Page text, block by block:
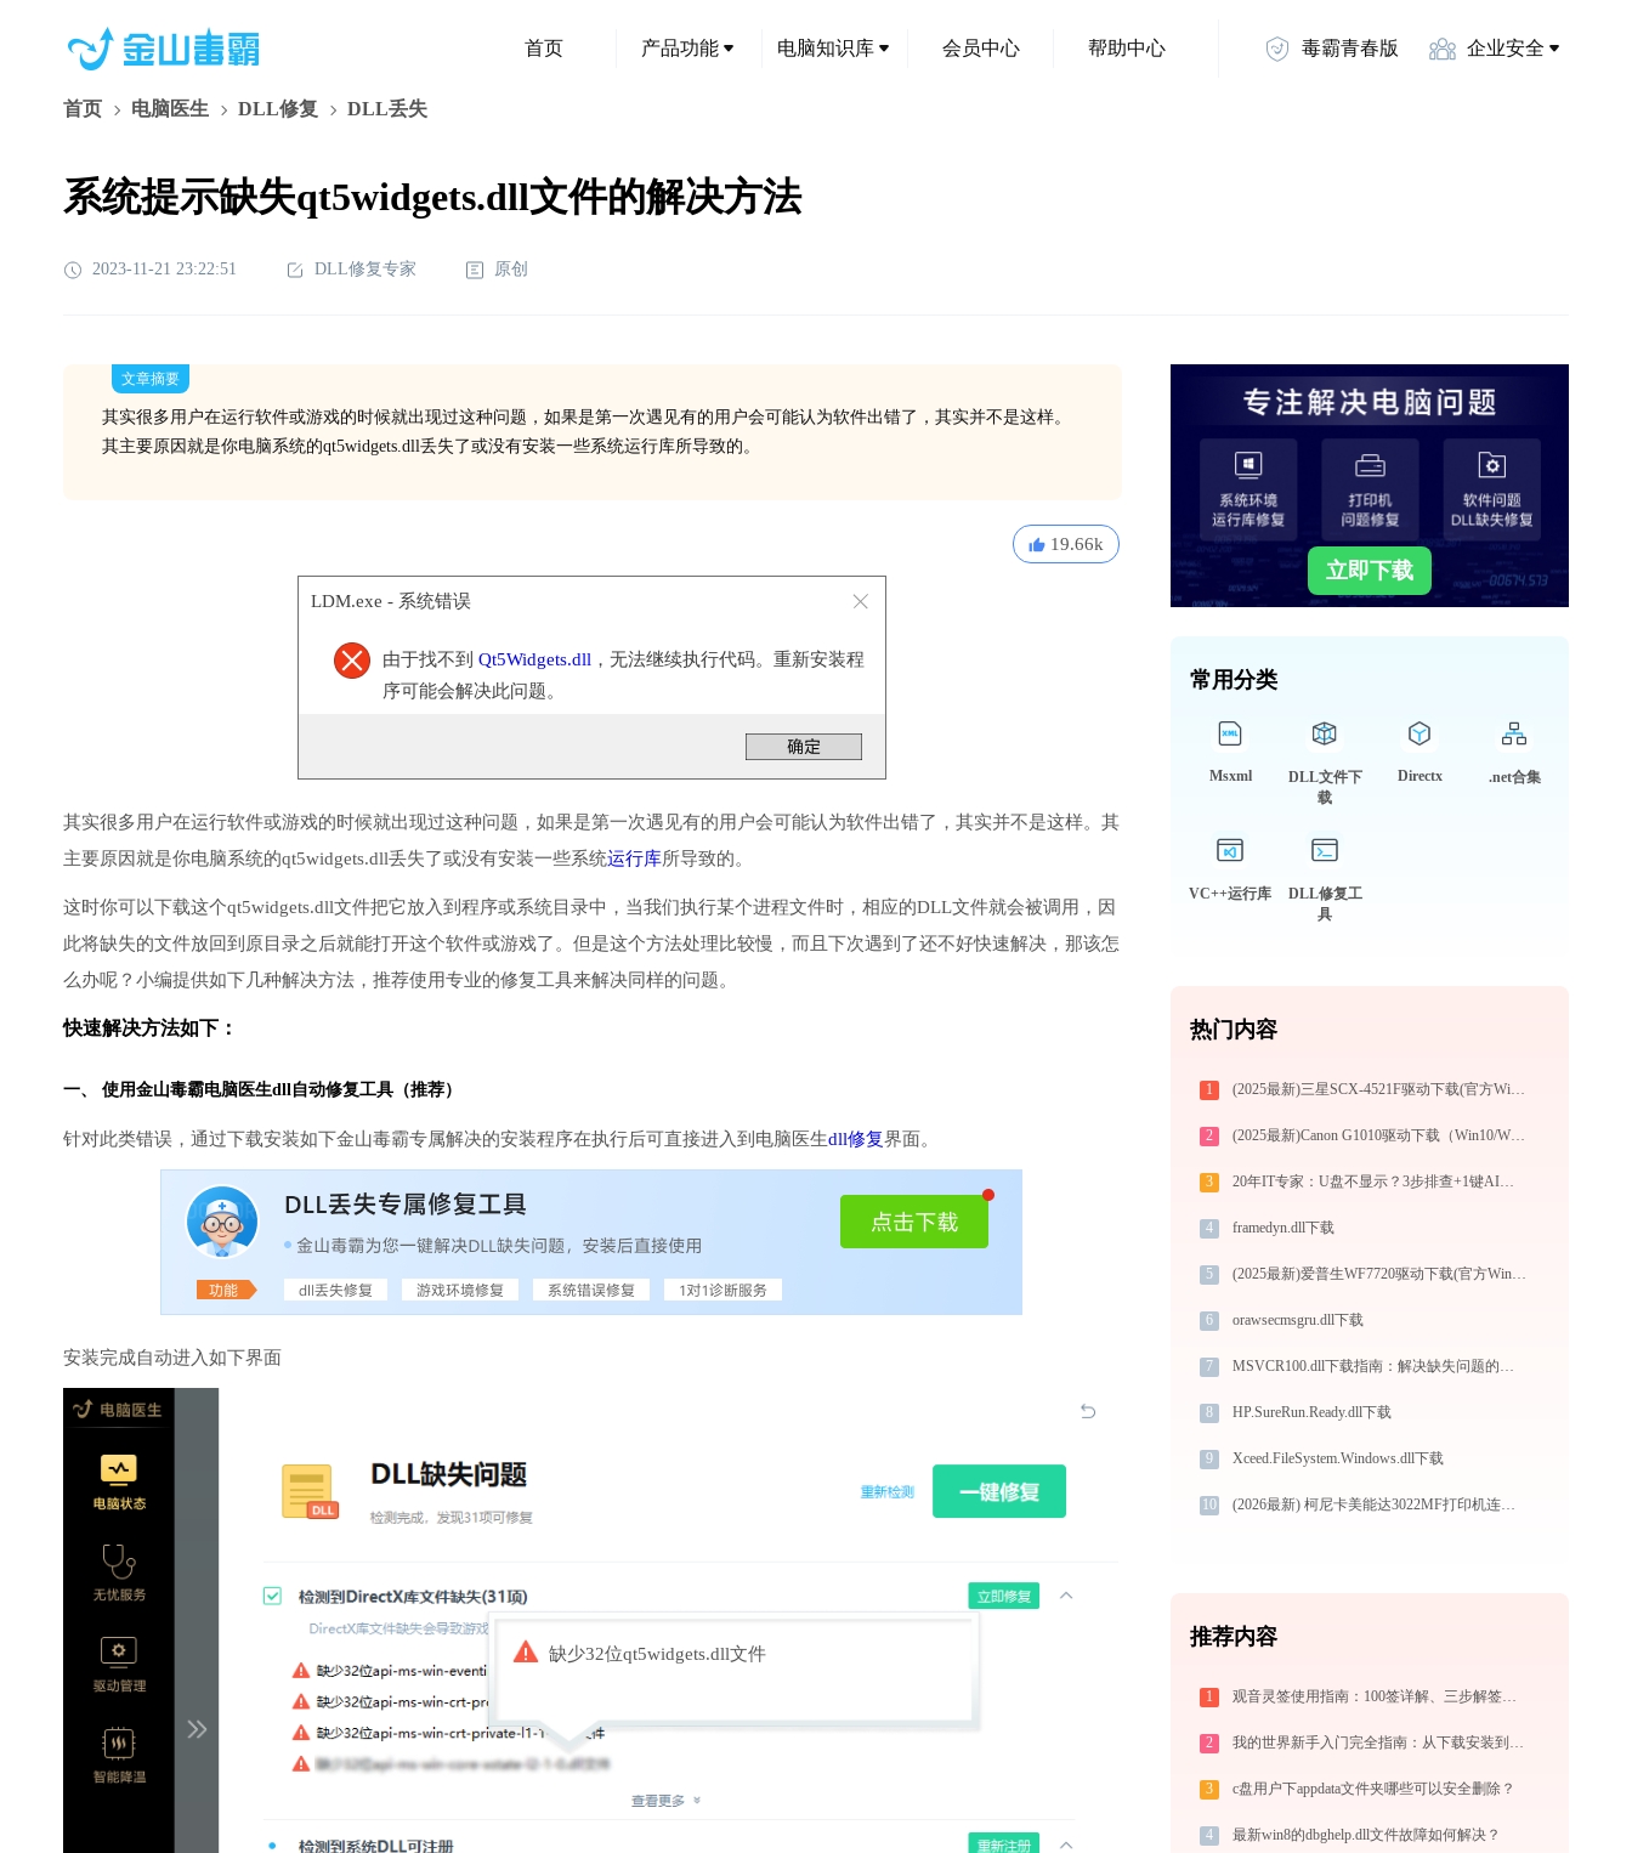
首页 产品功能 电脑知识库 会员中心 帮助中心 毒霸青春版 企业安全
首页 电脑医生 DLL修复 DLL丢失
系统提示缺失qt5widgets.dll文件的解决方法
2023-11-21 23:22:51 DLL修复专家 原创
文章摘要
其实很多用户在运行软件或游戏的时候就出现过这种问题，如果是第一次遇见有的用户会可能认为软件出错了，其实并不是这样。
其主要原因就是你电脑系统的qt5widgets.dll丢失了或没有安装一些系统运行库所导致的。
19.66k
LDM.exe - 系统错误
由于找不到 Qt5Widgets.dll ，无法继续执行代码。重新安装程
序可能会解决此问题。
其实很多用户在运行软件或游戏的时候就出现过这种问题，如果是第一次遇见有的用户会可能认为软件出错了，其实并不是这样。其
主要原因就是你电脑系统的qt5widgets.dll丢失了或没有安装一些系统运行库所导致的。
这时你可以下载这个qt5widgets.dll文件把它放入到程序或系统目录中，当我们执行某个进程文件时，相应的DLL文件就会被调用，因
此将缺失的文件放回到原目录之后就能打开这个软件或游戏了。但是这个方法处理比较慢，而且下次遇到了还不好快速解决，那该怎
么办呢？小编提供如下几种解决方法，推荐使用专业的修复工具来解决同样的问题。
快速解决方法如下：
一、 使用金山毒霸电脑医生dll自动修复工具（推荐）
针对此类错误，通过下载安装如下金山毒霸专属解决的安装程序在执行后可直接进入到电脑医生dll修复界面。
安装完成自动进入如下界面
缺少32位qt5widgets.dll文件
立即下载
常用分类
Msxml
DLL文件下
载
Directx .net合集
VC++运行库
DLL修复工
具
热门内容
1 (2025最新)三星SCX-4521F驱动下载(官方Win10/Win11)
2 (2025最新)Canon G1010驱动下载（Win10/Win11支持）服务与支持
3 20年IT专家：U盘不显示？3步排查+1键AI修复方案
4 framedyn.dll下载
5 (2025最新)爱普生WF7720驱动下载(官方Win10/Win11)
6 orawsecmsgru.dll下载
7 MSVCR100.dll下载指南：解决缺失问题的官方免费方案（32/64位系统适用）
8 HP.SureRun.Ready.dll下载
9 Xceed.FileSystem.Windows.dll下载
10 (2026最新) 柯尼卡美能达3022MF打印机连接问题解决方法 - 金山毒霸
推荐内容
1 观音灵签使用指南：100签详解、三步解签法与六大场景解读
2 我的世界新手入门完全指南：从下载安装到生存第一天，一篇讲透
3 c盘用户下appdata文件夹哪些可以安全删除？
4 最新win8的dbghelp.dll文件故障如何解决？